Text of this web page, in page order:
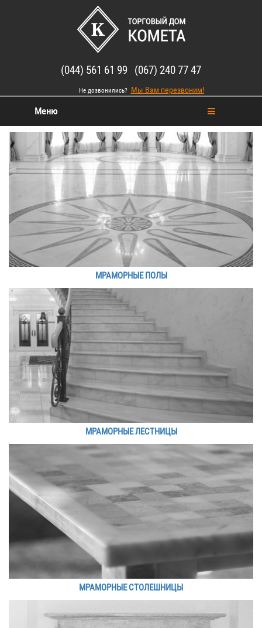
(044) 561 61 99 (067) 240 77 47
Не дозвонились? Мы Вам перезвоним!
Меню
МРАМОРНЫЕ ПОЛЫ
МРАМОРНЫЕ ЛЕСТНИЦЫ
МРАМОРНЫЕ СТОЛЕШНИЦЫ